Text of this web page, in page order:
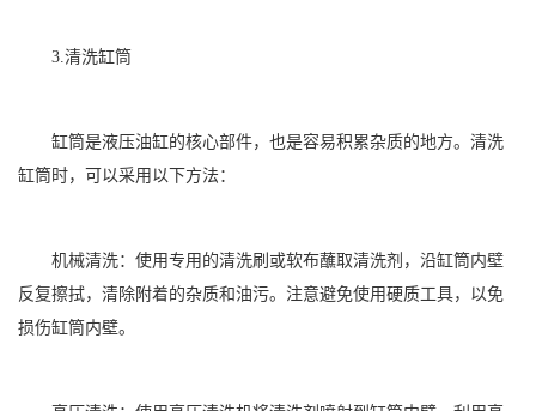
3.清洗缸筒
缸筒是液压油缸的核心部件，也是容易积累杂质的地方。清洗
缸筒时，可以采用以下方法：
机械清洗：使用专用的清洗刷或软布蘸取清洗剂，沿缸筒内壁
反复擦拭，清除附着的杂质和油污。注意避免使用硬质工具，以免
损伤缸筒内壁。